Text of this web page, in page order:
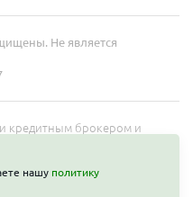
Не является
кредитным брокером и
Полные условия услуг
нашу политику